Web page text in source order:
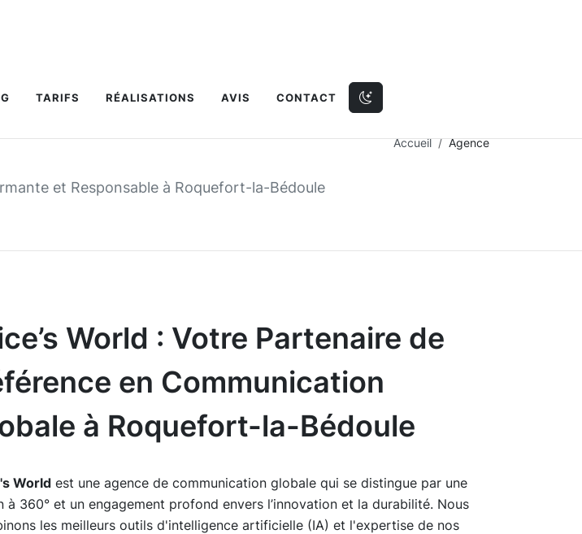
TARIFS RÉALISATIONS AVIS CONTACT Dark Mode
et Responsable à Roquefort-la-Bédoule
Accueil Agence
World : Votre Partenaire de
en Communication
à Roquefort-la-Bédoule
World est une agence de communication globale qui se distingue par une
à 360° et un engagement profond envers l’innovation et la durabilité. Nous
les meilleurs outils d'intelligence artificielle (IA) et l'expertise de nos